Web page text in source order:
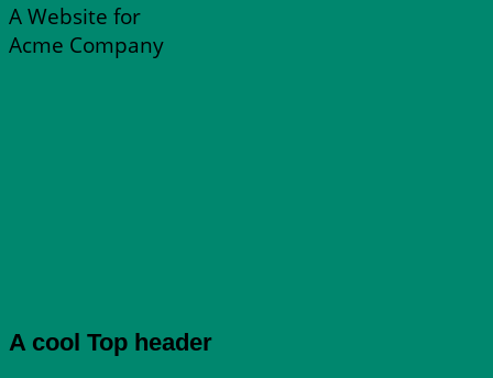
A Website for
Acme Company
A cool Top header